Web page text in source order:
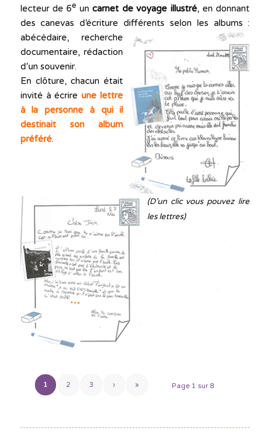
lecteur de 6e uncarnet de voyage illustré, en donnant
des canevas d’écriture différents selon les albums :
abécédaire, recherche
documentaire, rédaction
d’un souvenir.
En clôture, chacun était
invité à écrireune lettre
à la personne à qui il
destinait son album
préféré.
(D’un clic vous pouvez lire
les lettres)
Page 1 sur 8
1 2 3 › »